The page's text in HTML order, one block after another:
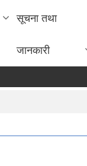
सूचना तथा
जानकारी